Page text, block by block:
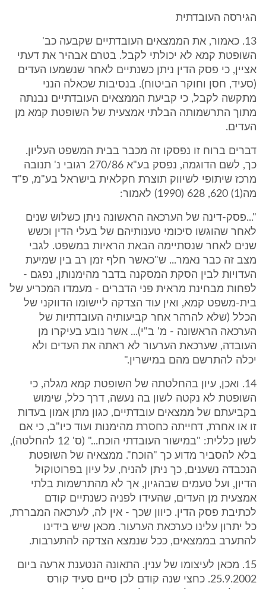
הגירסה העובדתית
13. כאמור, את הממצאים העובדתיים שקבעה כב'
השופטת קמא לא יכולתי לקבל. בטרם אבהיר את דעתי
אציין, כי פסק הדין ניתן כשנתיים לאחר שנשמעו העדים
(סעיד, חסן וחוקר הביטוח). בנסיבות שכאלה הנני
מתקשה לקבל, כי קביעת הממצאים העובדתיים נבנתה
מתוך התרשמותה הבלתי אמצעית של השופטת קמא מן
העדים.
דברים ברוח זו נפסקו זה מכבר בבית המשפט העליון.
כך, לשם הדוגמה, נפסק בע"א 270/86 רגובי נ' תנובה
מרכז שיתופי לשיווק תוצרת חקלאית בישראל בע"מ, פ"ד
מה(1) 620, 628 (1990) לאמור:
"...פסק-דינה של הערכאה הראשונה ניתן כשלוש שנים
לאחר שהוגשו סיכומי טענותיהם של בעלי הדין וכשש
שנים לאחר שנסתיימה הבאת הראיות במשפט. לגבי
מצב זה כבר נאמר... ש"כאשר חלף זמן רב בין שמיעת
העדויות לבין הסקת המסקנה בדבר מהימנותן, נפגם -
לפחות מבחינת מראית פני הדברים - מעמדו המכריע של
בית-משפט קמא, ואין עוד הצדקה ליישומו הדווקני של
הכלל (שלא להרהר אחר קביעותיה העובדתיות של
הערכאה הראשונה - מ' ב"י)... אשר נובע בעיקרו מן
העובדה, שערכאת הערעור לא ראתה את העדים ולא
יכלה להתרשם מהם במישרין."
14. ואכן, עיון בהחלטתה של השופטת קמא מגלה, כי
השופטת לא נקטה לשון בה נעשה, דרך כלל, שימוש
בקביעתם של ממצאים עובדתיים, כגון מתן אמון בעדות
זו או אחרת, דחייתה כחסרת מהימנות ועוד כיו"ב, כי אם
לשון כללית: "במישור העובדתי הוכח..." (ס' 12 להחלטה),
בלא להסביר מדוע כך "הוכח". ממצאיה של השופטת
הנכבדה נשענים, כך ניתן להניח, על עיון בפרוטוקול
הדיון, ועל טעמים שבהגיון, אך לא מהתרשמות בלתי
אמצעית מן העדים, שהעידו לפניה כשנתיים קודם
לכתיבת פסק הדין. כיוון שכך - אין לה, לערכאה המבררת,
כל יתרון עלינו כערכאת הערעור. מכאן שיש בידינו
להתערב בממצאים, ככל שנמצא הצדקה להתערבות.
15. מכאן לעיצומו של ענין. התאונה הנטענת ארעה ביום
25.9.2002. כחצי שנה קודם לכן סיים סעיד קורס